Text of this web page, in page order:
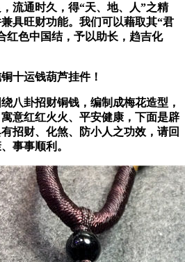
流通时久， 得“天、地、人”之精
具旺财功能。我们可以藉取其“君
红色中国结，予以助长，趋吉化
十运钱葫芦挂件！
八卦招财铜钱，编制成梅花造型，
寓意红红火火、平安健康，下面是辟
招财、化煞、防小人之功效，请回
事事顺利。